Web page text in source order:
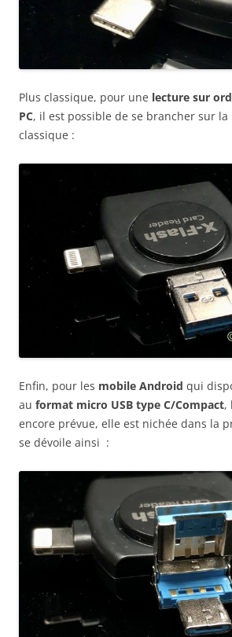
Plus classique, pour une lecture sur
PC, il est possible de se brancher sur la
classique :
Enfin, pour les mobile Android qui
au format micro USB type C/Compact,
encore prévue, elle est nichée dans la
se dévoile ainsi :